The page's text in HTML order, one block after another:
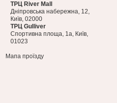
ТРЦ River Mall
Дніпровська набережна, 12,
Київ, 02000
ТРЦ Gulliver
Спортивна площа, 1a, Київ,
01023
Мапа проїзду